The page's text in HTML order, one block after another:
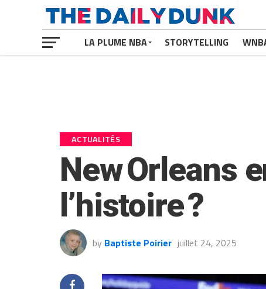
LA PLUME NBA STORYTELLING
ACTUALITÉS
New Orleans
l’histoire ?
by Baptiste Poirier juillet 24, 2025